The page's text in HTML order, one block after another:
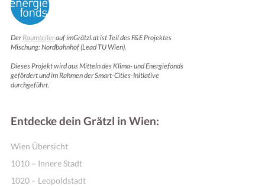
DerRaumteilerauf imGrätzl.at ist Teil des F&E Projektes
Mischung: Nordbahnhof (Lead TU Wien).
Dieses Projekt wird aus Mitteln des Klima- und Energiefonds
gefördert und im Rahmen der Smart-Cities-Initiative
durchgeführt.
Entdecke dein Grätzl in Wien:
Wien Übersicht
1010 – Innere Stadt
1020 – Leopoldstadt